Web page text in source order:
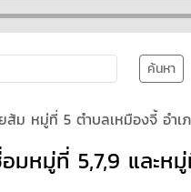
ค้นหา
ส้ม หมู่ที่ 5 ตำบลเหมืองจี้ อำ
มหมู่ที่ 5,7,9 และ